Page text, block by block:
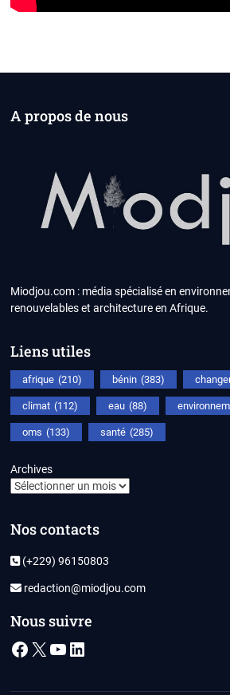
A propos de nous
Miodjou.com : média spécialisé en
renouvelables et architecture en Afrique.
Liens utiles
afrique (210) bénin (383)
climat (112) eau (88)
oms (133) santé (285)
Archives
Nos contacts
(+229) 96150803
redaction@miodjou.com
Nous suivre
Facebook
X YouTube
LinkedIn